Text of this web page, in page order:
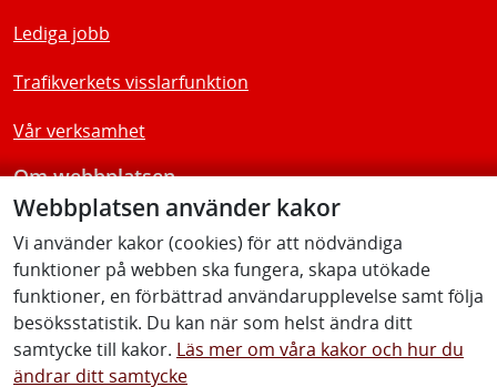
Webbplatsen använder kakor
Vi använder kakor (cookies) för att nödvändiga
funktioner på webben ska fungera, skapa utökade
funktioner, en förbättrad användarupplevelse samt följa
besöksstatistik. Du kan när som helst ändra ditt
samtycke till kakor. Läs mer om våra kakor och hur du
ändrar ditt samtycke
Lediga jobb
Trafikverkets visslarfunktion
Vår verksamhet
Om webbplatsen
Tillgänglighetsredogörelse
Följ oss